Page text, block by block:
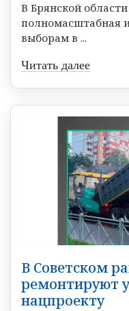
В Брянской
полномасштабная
выборам в ...
Читать далее
В Советском
ремонтируют
нацпроекту